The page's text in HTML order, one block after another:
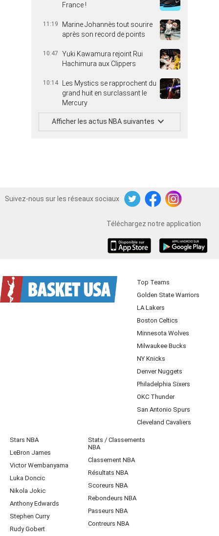
France !
11:19
Marine Johannès tout sourire
après son record de points
10:47
Yuki Kawamura rejoint Rui
Hachimura aux Clippers
10:14
Les Mystics se rapprochent du
grand huit en surclassant le
Mercury
Afficher les actus NBA suivantes
Suivez-nous sur les réseaux sociaux
TwitterFacebookInstagram
Téléchargez notre application
Top Teams
Golden State Warriors
LA Lakers
Boston Celtics
Minnesota Wolves
Milwaukee Bucks
NY Knicks
Denver Nuggets
Philadelphia Sixers
OKC Thunder
San Antonio Spurs
Cleveland Cavaliers
Stars NBA
LeBron James
Victor Wembanyama
Luka Doncic
Nikola Jokic
Anthony Edwards
Stephen Curry
Rudy Gobert
Stats / Classements
NBA
Classement NBA
Résultats NBA
Scoreurs NBA
Rebondeurs NBA
Passeurs NBA
Contreurs NBA